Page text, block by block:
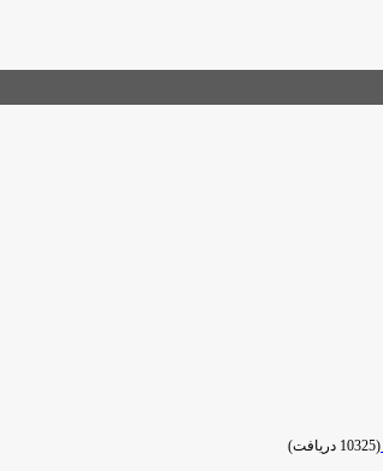
(10325 دریافت)